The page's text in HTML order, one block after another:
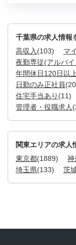
千葉県の求人情報
高収入 (103) マ
夜勤専従(アルバ
年間休日120日以上
日勤のみ正社員
住宅手当あり (11)
管理者・役職求人
関東エリアの求人
東京都(1889) 神
埼玉県(133) 茨